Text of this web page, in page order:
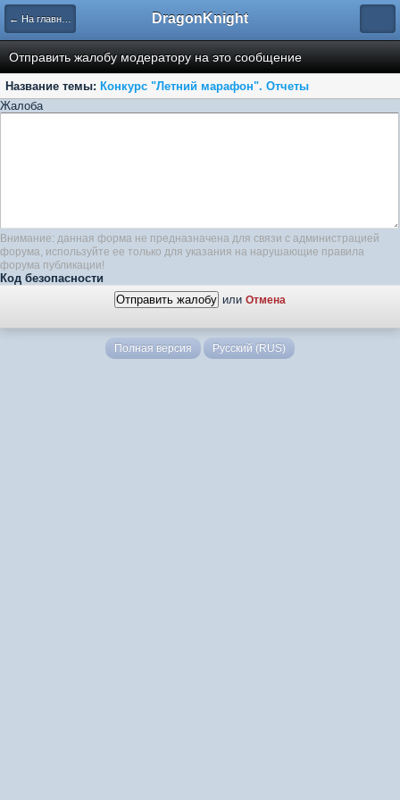
← На главную DragonKnight
Отправить жалобу модератору на это сообщение
Название темы: Конкурс "Летний марафон". Отчеты
Жалоба
Внимание: данная форма не предназначена для связи с администрацией
форума, используйте ее только для указания на нарушающие правила
форума публикации!
Код безопасности
или Отмена
Полная версия Русский (RUS)